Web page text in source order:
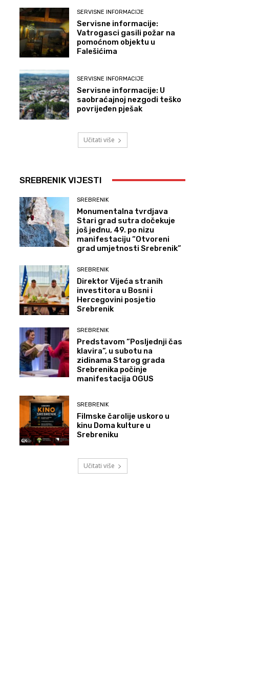
SERVISNE INFORMACIJE
Servisne informacije:
Vatrogasci gasili požar na
pomoćnom objektu u
Falešićima
SERVISNE INFORMACIJE
Servisne informacije: U
saobraćajnoj nezgodi teško
povrijeđen pješak
Učitati više
SREBRENIK VIJESTI
SREBRENIK
Monumentalna tvrdjava
Stari grad sutra dočekuje
još jednu, 49. po nizu
manifestaciju “Otvoreni
grad umjetnosti Srebrenik”
SREBRENIK
Direktor Vijeća stranih
investitora u Bosni i
Hercegovini posjetio
Srebrenik
SREBRENIK
Predstavom “Posljednji čas
klavira”, u subotu na
zidinama Starog grada
Srebrenika počinje
manifestacija OGUS
SREBRENIK
Filmske čarolije uskoro u
kinu Doma kulture u
Srebreniku
Učitati više